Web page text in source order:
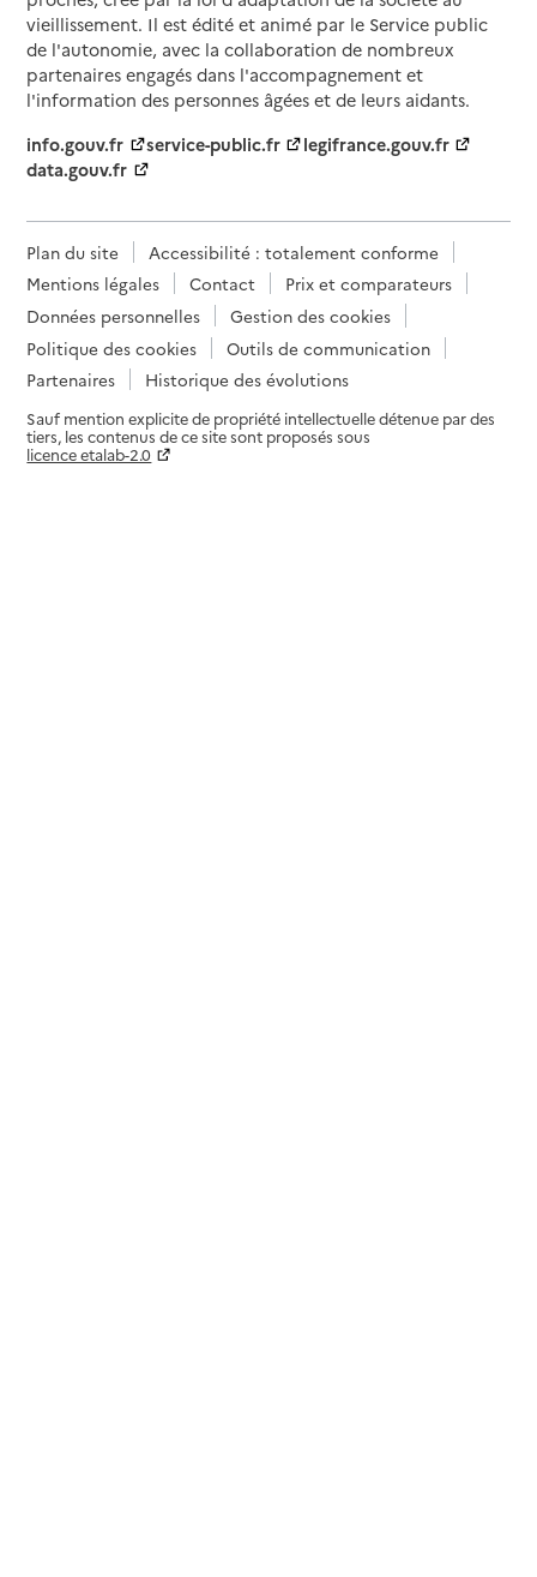
vieillissement. Il est édité et animé par le Service public
de l'autonomie, avec la collaboration de nombreux
partenaires engagés dans l'accompagnement et
l'information des personnes âgées et de leurs aidants.
info.gouv.fr
service-public.fr
legifrance.gouv.fr
data.gouv.fr
Plan du site
Accessibilité : totalement conforme
Mentions légales
Contact
Prix et comparateurs
Données personnelles
Gestion des cookies
Politique des cookies
Outils de communication
Partenaires
Historique des évolutions
Sauf mention explicite de propriété intellectuelle détenue par des
tiers, les contenus de ce site sont proposés sous
licence etalab-2.0